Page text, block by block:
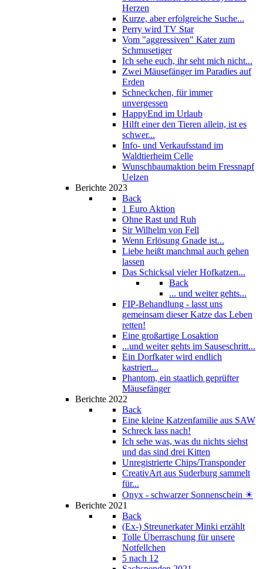
Herzen
Kurze, aber erfolgreiche Suche...
Perry wird TV Star
Vom "aggressiven" Kater zum
Schmusetiger
Ich sehe euch, ihr seht mich nicht...
Zwei Mäusefänger im Paradies auf
Erden
Schneckchen, für immer
unvergessen
HappyEnd im Urlaub
Hilft einer den Tieren allein, ist es
schwer...
Info- und Verkaufsstand im
Waldtierheim Celle
Wunschbaumaktion beim Fressnapf
Uelzen
Berichte 2023
Back
1 Euro Aktion
Ohne Rast und Ruh
Sir Wilhelm von Fell
Wenn Erlösung Gnade ist...
Liebe heißt manchmal auch gehen
lassen
Das Schicksal vieler Hofkatzen...
Back
... und weiter gehts...
FIP-Behandlung - lasst uns
gemeinsam dieser Katze das Leben
retten!
Eine großartige Losaktion
...und weiter gehts im Sauseschritt...
Ein Dorfkater wird endlich
kastriert...
Phantom, ein staatlich geprüfter
Mäusefänger
Berichte 2022
Back
Eine kleine Katzenfamilie aus SAW
Schreck lass nach!
Ich sehe was, was du nichts siehst
und das sind drei Kitten
Unregistrierte Chips/Transponder
CreativArt aus Suderburg sammelt
für...
Onyx - schwarzer Sonnenschein ☀
Berichte 2021
Back
(Ex-) Streunerkater Minki erzählt
Tolle Überraschung für unsere
Notfellchen
5 nach 12